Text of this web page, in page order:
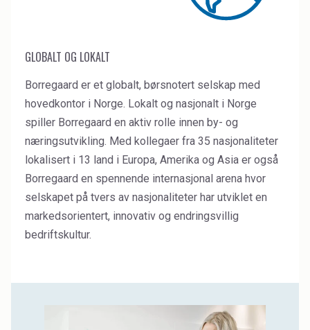
GLOBALT OG LOKALT
Borregaard er et globalt, børsnotert selskap med
hovedkontor i Norge. Lokalt og nasjonalt i Norge
spiller Borregaard en aktiv rolle innen by- og
næringsutvikling. Med kollegaer fra 35 nasjonaliteter
lokalisert i 13 land i Europa, Amerika og Asia er også
Borregaard en spennende internasjonal arena hvor
selskapet på tvers av nasjonaliteter har utviklet en
markedsorientert, innovativ og endringsvillig
bedriftskultur.